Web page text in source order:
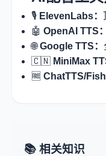
🎙️ ElevenLabs：
🤖 OpenAI TTS：
🌐Google TTS：
🇨🇳 MiniMax
🆓 ChatTTS/Fish
📚 相关知识